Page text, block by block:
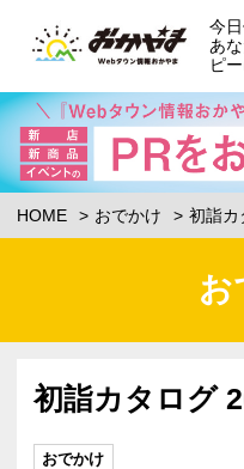
今
あ
ピ
HOME おでかけ 初詣カ
お
初詣カタログ
おでかけ